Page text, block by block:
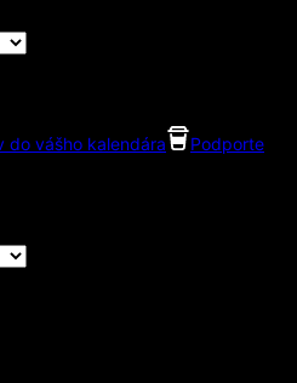
do vášho kalendára
Podporte